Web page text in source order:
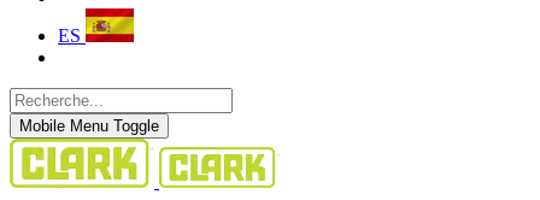
ES
Mobile Menu Toggle